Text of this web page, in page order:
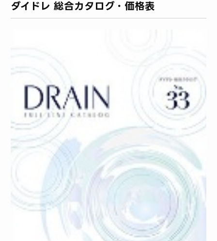
ダイドレ 総合カタログ・価格表